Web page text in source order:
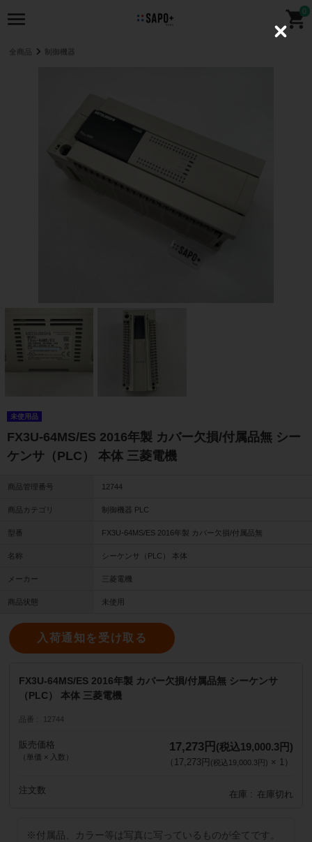
0
全商品 制御機器
未使用品
FX3U-64MS/ES 2016年製 カバー欠損/付属品無 シー
ケンサ（PLC） 本体 三菱電機
商品管理番号 12744
商品カテゴリ 制御機器 PLC
型番 FX3U-64MS/ES 2016年製 カバー欠損/付属品無
名称 シーケンサ（PLC） 本体
メーカー 三菱電機
商品状態 未使用
入荷通知を受け取る
FX3U-64MS/ES 2016年製 カバー欠損/付属品無 シーケンサ
（PLC） 本体 三菱電機
品番 12744
販売価格
（単価 × 入数）
17,273円 (税込19,000.3円)
（ 17,273円 (税込19,000.3円) × 1）
注文数 在庫 在庫切れ
※付属品、カラー等は写真に写っているものが全てです。
C